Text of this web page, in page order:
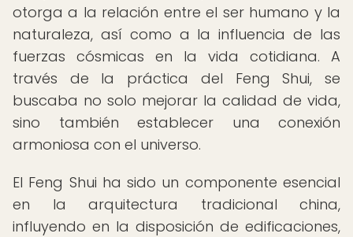
otorga a la relación entre el ser humano y la
naturaleza, así como a la influencia de las
fuerzas cósmicas en la vida cotidiana. A
través de la práctica del Feng Shui, se
buscaba no solo mejorar la calidad de vida,
sino también establecer una conexión
armoniosa con el universo.
El Feng Shui ha sido un componente esencial
en la arquitectura tradicional china,
influyendo en la disposición de edificaciones,